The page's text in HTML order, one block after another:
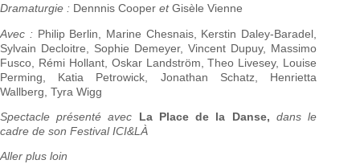
Dramaturgie : Dennnis Cooper etGisèle Vienne
Avec : Philip Berlin, Marine Chesnais, Kerstin Daley-Baradel,
Sylvain Decloitre, Sophie Demeyer, Vincent Dupuy, Massimo
Fusco, Rémi Hollant, Oskar Landström, Theo Livesey, Louise
Perming, Katia Petrowick, Jonathan Schatz, Henrietta
Wallberg, Tyra Wigg
Spectacle présenté avec La Place de la Danse, dans le
cadre de son Festival ICI&LÀ
Aller plus loin